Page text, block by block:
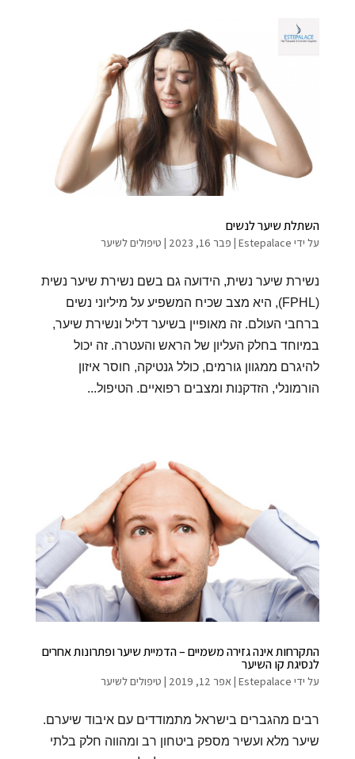
השתלת שיער לנשים
על ידי Estepalace
| פבר 16, 2023 | טיפולים לשיער
נשירת שיער נשית, הידועה גם בשם נשירת שיער נשית
(FPHL), היא מצב שכיח המשפיע על מיליוני נשים
ברחבי העולם. זה מאופיין בשיער דליל ונשירת שיער,
במיוחד בחלק העליון של הראש והעטרה. זה יכול
להיגרם ממגוון גורמים, כולל גנטיקה, חוסר איזון
הורמונלי, הזדקנות ומצבים רפואיים. הטיפול...
התקרחות אינה גזירה משמיים – הדמיית שיער ופתרונות אחרים
לנסיגת קו השיער
על ידי Estepalace
| אפר 12, 2019 טיפולים לשיער
רבים מהגברים בישראל מתמודדים עם איבוד שיערם.
שיער מלא ועשיר מספק ביטחון רב ומהווה חלק בלתי